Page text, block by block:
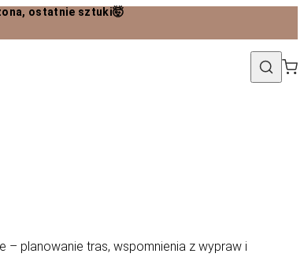
ostatnie sztuki🤯
– planowanie tras, wspomnienia z wypraw i